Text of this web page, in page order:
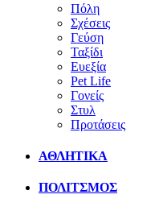
Πόλη
Σχέσεις
Γεύση
Ταξίδι
Ευεξία
Pet Life
Γονείς
Στυλ
Προτάσεις
ΑΘΛΗΤΙΚΑ
ΠΟΛΙΤΣΜΟΣ